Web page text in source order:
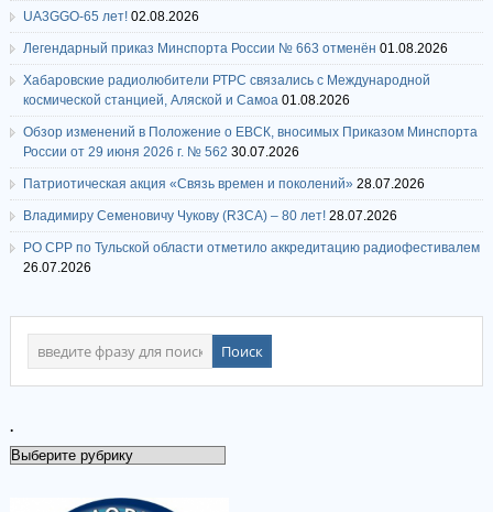
UA3GGO-65 лет! 02.08.2026
Легендарный приказ Минспорта России № 663 отменён 01.08.2026
Хабаровские радиолюбители РТРС связались с Международной
космической станцией, Аляской и Самоа 01.08.2026
Обзор изменений в Положение о ЕВСК, вносимых Приказом Минспорта
России от 29 июня 2026 г. № 562 30.07.2026
Патриотическая акция «Связь времен и поколений» 28.07.2026
Владимиру Семеновичу Чукову (R3CA) – 80 лет! 28.07.2026
РО СРР по Тульской области отметило аккредитацию радиофестивалем
26.07.2026
.